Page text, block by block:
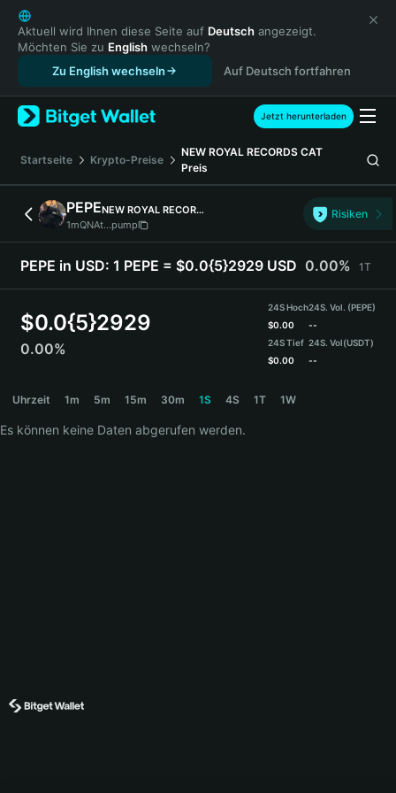
English
日本語
Tiếng Việt
Русский
Español (Latinoamérica)
Türkçe
Français
Deutsch
简体中文
繁體中文
Português (Portugal)
Bahasa Indonesia
ภาษาไทย
Español
Español (Argentina)
Aktuell wird Ihnen diese Seite auf Deutsch angezeigt.
Möchten Sie zu English wechseln?
Zu English wechseln
Auf Deutsch fortfahren
Jetzt herunterladen
Startseite Krypto-Preise
NEW ROYAL RECORDS CAT
Preis
PEPE
NEW ROYAL RECORDS CAT
1mQNAt...pump
Risiken
PEPE in USD: 1 PEPE = $0.0{5}2929 USD 0.00% 1T
$0.0{5}2929
0.00%
24S Hoch
$0.00
24S Tief
$0.00
24S. Vol. (PEPE)
--
24S. Vol(USDT)
--
Uhrzeit 1m 5m 15m 30m 1S 4S 1T 1W
Es können keine Daten abgerufen werden.